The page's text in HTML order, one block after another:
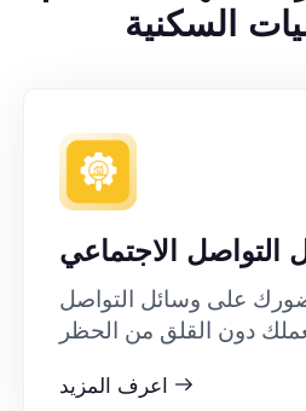
السكنية
التواصل الاجتماعي
على وسائل التواصل
اعرف المزيد